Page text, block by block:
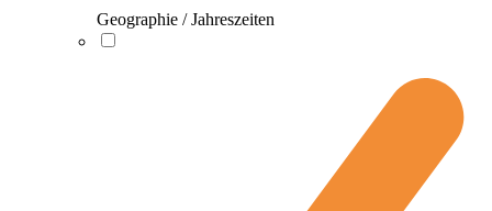
Geographie / Jahreszeiten